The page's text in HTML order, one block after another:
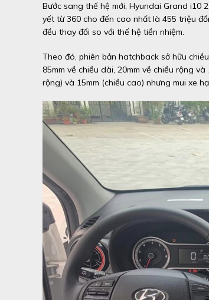
Bước sang thế hệ mới, Hyundai Grand i10
yết từ 360 cho đến cao nhất là 455 triệu
đều thay đổi so với thế hệ tiền nhiệm.
Theo đó, phiên bản hatchback sở hữu
85mm về chiều dài, 20mm về chiều rộng
rộng) và 15mm (chiều cao) nhưng mui xe